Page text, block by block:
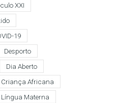
XXI
19
Desporto
Dia Aberto
Africana
Materna